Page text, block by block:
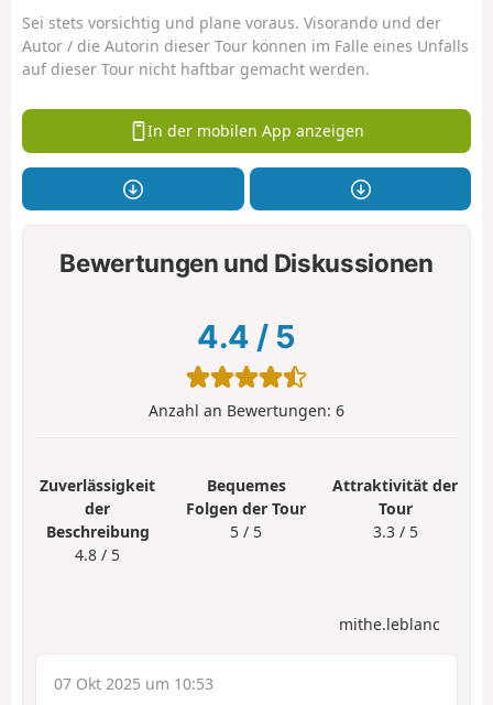
Sei stets vorsichtig und plane voraus. Visorando und der
Autor / die Autorin dieser Tour können im Falle eines Unfalls
auf dieser Tour nicht haftbar gemacht werden.
In der mobilen App anzeigen
Bewertungen und Diskussionen
4.4 / 5
Anzahl an Bewertungen: 6
Zuverlässigkeit
der
Beschreibung
4.8 / 5
Bequemes
Folgen der Tour
5 / 5
Attraktivität der
Tour
3.3 / 5
mithe.leblanc
07 Okt 2025 um 10:53